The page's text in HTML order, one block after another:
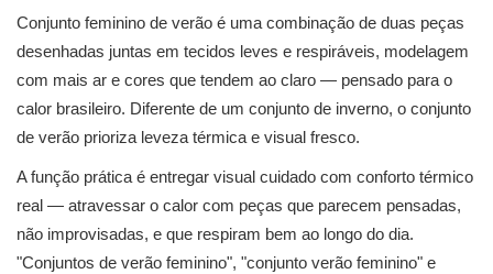
Conjunto feminino de verão é uma combinação de duas peças
desenhadas juntas em tecidos leves e respiráveis, modelagem
com mais ar e cores que tendem ao claro — pensado para o
calor brasileiro. Diferente de um conjunto de inverno, o conjunto
de verão prioriza leveza térmica e visual fresco.
A função prática é entregar visual cuidado com conforto térmico
real — atravessar o calor com peças que parecem pensadas,
não improvisadas, e que respiram bem ao longo do dia.
"Conjuntos de verão feminino", "conjunto verão feminino" e